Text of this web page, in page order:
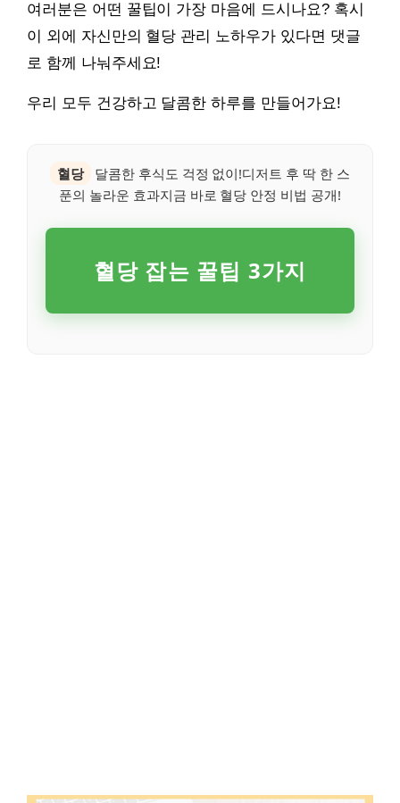
여러분은 어떤 꿀팁이 가장 마음에 드시나요? 혹시
이 외에 자신만의 혈당 관리 노하우가 있다면 댓글
로 함께 나눠주세요!
우리 모두 건강하고 달콤한 하루를 만들어가요!
혈당
달콤한 후식도 걱정 없이!디저트 후 딱 한 스
푼의 놀라운 효과지금 바로 혈당 안정 비법 공개!
혈당 잡는 꿀팁 3가지